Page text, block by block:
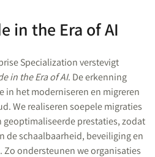
in the Era of AI
Specialization verstevigt
in the Era of AI. De erkenning
in het moderniseren en migreren
We realiseren soepele migraties
prestaties, zodat
de schaalbaarheid, beveiliging en
Zo ondersteunen we organisaties